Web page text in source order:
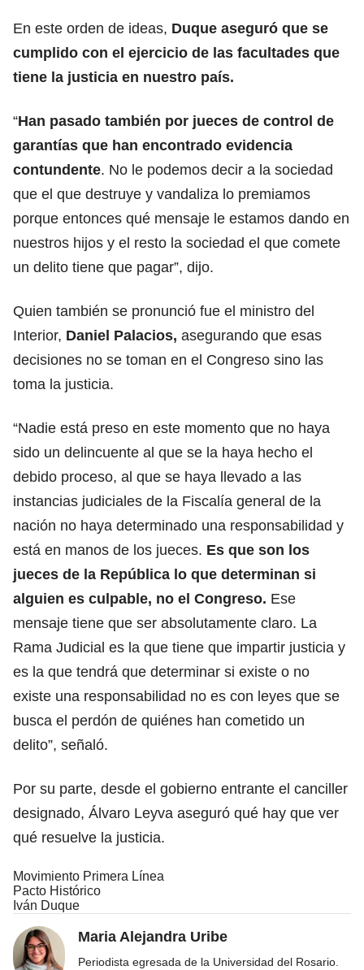
En este orden de ideas, Duque aseguró que se
cumplido con el ejercicio de las facultades que
tiene la justicia en nuestro país.
“Han pasado también por jueces de control de
garantías que han encontrado evidencia
contundente. No le podemos decir a la sociedad
que el que destruye y vandaliza lo premiamos
porque entonces qué mensaje le estamos dando en
nuestros hijos y el resto la sociedad el que comete
un delito tiene que pagar”, dijo.
Quien también se pronunció fue el ministro del
Interior, Daniel Palacios, asegurando que esas
decisiones no se toman en el Congreso sino las
toma la justicia.
“Nadie está preso en este momento que no haya
sido un delincuente al que se la haya hecho el
debido proceso, al que se haya llevado a las
instancias judiciales de la Fiscalía general de la
nación no haya determinado una responsabilidad y
está en manos de los jueces. Es que son los
jueces de la República lo que determinan si
alguien es culpable, no el Congreso. Ese
mensaje tiene que ser absolutamente claro. La
Rama Judicial es la que tiene que impartir justicia y
es la que tendrá que determinar si existe o no
existe una responsabilidad no es con leyes que se
busca el perdón de quiénes han cometido un
delito”, señaló.
Por su parte, desde el gobierno entrante el canciller
designado, Álvaro Leyva aseguró qué hay que ver
qué resuelve la justicia.
Movimiento Primera Línea
Pacto Histórico
Iván Duque
Maria Alejandra Uribe
Periodista egresada de la Universidad del Rosario.